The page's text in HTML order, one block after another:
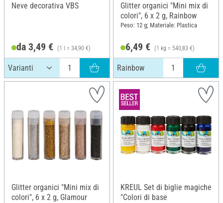
Neve decorativa VBS
da 3,49 € (1 l = 34,90 €)
Glitter organici "Mini mix di
colori", 6 x 2 g, Rainbow
Peso: 12 g; Materiale: Plastica
6,49 € (1 kg = 540,83 €)
Rainbow
Glitter organici "Mini mix di
colori", 6 x 2 g, Glamour
KREUL Set di biglie magiche
"Colori di base